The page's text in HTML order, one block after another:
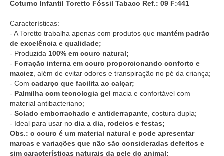
Coturno Infantil Toretto Fóssil Tabaco Ref.: 09 F:441
Características:
- A Toretto trabalha apenas com produtos que mantém padrão
de excelência e qualidade;
- Produzida 100% em couro natural;
- Forração interna em couro proporcionando conforto e
maciez , além de evitar odores e transpiração no pé da criança;
- Com cadarço que facilita ao calçar;
- Palmilha com tecnologia gel macia e confortável com
material antibacteriano;
- Solado emborrachado e antiderrapante , costura dupla;
- Ideal para usar no dia a dia, rodeios e festas;
Obs.: o couro é um material natural e pode apresentar
marcas e variações que não são consideradas defeitos e
sim características naturais da pele do animal;